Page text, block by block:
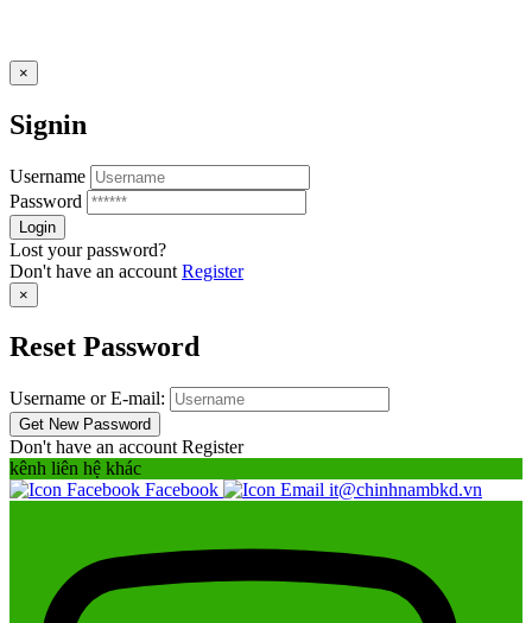
×
Signin
Username
Password
Lost your password?
Don't have an account Register
×
Reset Password
Username or E-mail:
Don't have an account Register
kênh liên hệ khác
Facebook
it@chinhnambkd.vn